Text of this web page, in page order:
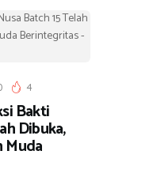
4
Bakti
Dibuka,
Muda